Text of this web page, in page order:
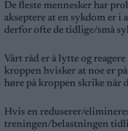
De fleste mennesker har
akseptere at en sykdom er i
derfor ofte de tidlige/små
Vårt råd er å lytte og
kroppen hvisker at noe er
høre på kroppen skrike når
Hvis en reduserer/
treningen/belastningen